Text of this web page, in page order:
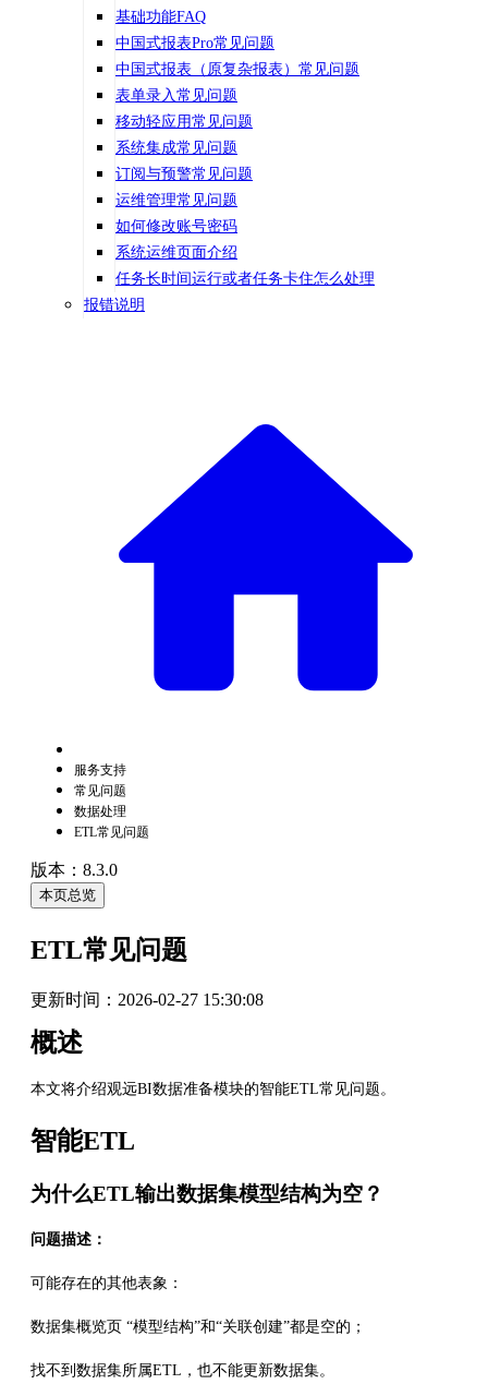
基础功能FAQ
中国式报表Pro常见问题
中国式报表（原复杂报表）常见问题
表单录入常见问题
移动轻应用常见问题
系统集成常见问题
订阅与预警常见问题
运维管理常见问题
如何修改账号密码
系统运维页面介绍
任务长时间运行或者任务卡住怎么处理
报错说明
服务支持
常见问题
数据处理
ETL常见问题
版本：8.3.0
本页总览
ETL常见问题
更新时间： 2026-02-27 15:30:08
概述
本文将介绍观远BI数据准备模块的智能ETL常见问题。
智能ETL
为什么ETL输出数据集模型结构为空？
问题描述：
可能存在的其他表象：
数据集概览页 “模型结构”和“关联创建”都是空的；
找不到数据集所属ETL，也不能更新数据集。